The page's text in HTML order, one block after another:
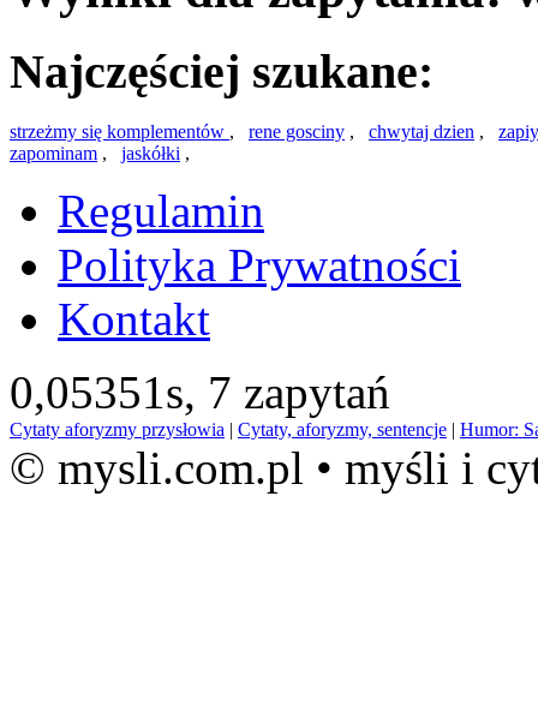
Najczęściej szukane:
strzeżmy się komplementów , rene gosciny , chwytaj dzien , zapiy
zapominam , jaskółki ,
Regulamin
Polityka Prywatności
Kontakt
0,05351s, 7 zapytań
Cytaty aforyzmy przysłowia | Cytaty, aforyzmy, sentencje | Humor:
© mysli.com.pl • myśli i